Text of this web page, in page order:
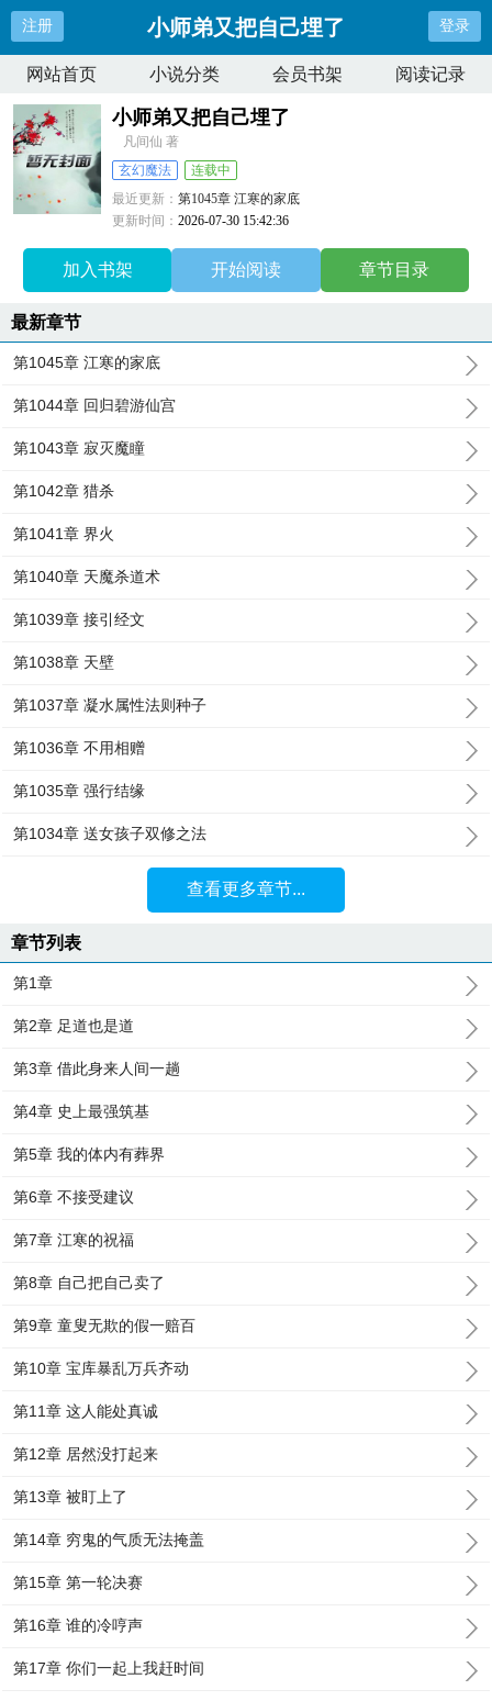
注册 小师弟又把自己埋了 登录
网站首页 小说分类 会员书架 阅读记录
小师弟又把自己埋了
凡间仙 著
玄幻魔法
连载中
最近更新：第1045章 江寒的家底
更新时间：2026-07-30 15:42:36
加入书架 开始阅读 章节目录
最新章节
第1045章 江寒的家底
第1044章 回归碧游仙宫
第1043章 寂灭魔瞳
第1042章 猎杀
第1041章 界火
第1040章 天魔杀道术
第1039章 接引经文
第1038章 天壁
第1037章 凝水属性法则种子
第1036章 不用相赠
第1035章 强行结缘
第1034章 送女孩子双修之法
查看更多章节...
章节列表
第1章
第2章 足道也是道
第3章 借此身来人间一趟
第4章 史上最强筑基
第5章 我的体内有葬界
第6章 不接受建议
第7章 江寒的祝福
第8章 自己把自己卖了
第9章 童叟无欺的假一赔百
第10章 宝库暴乱万兵齐动
第11章 这人能处真诚
第12章 居然没打起来
第13章 被盯上了
第14章 穷鬼的气质无法掩盖
第15章 第一轮决赛
第16章 谁的冷哼声
第17章 你们一起上我赶时间